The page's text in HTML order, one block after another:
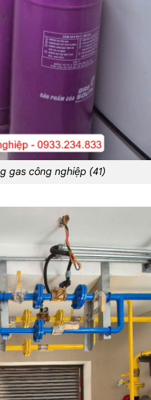
gas công nghiệp (41)